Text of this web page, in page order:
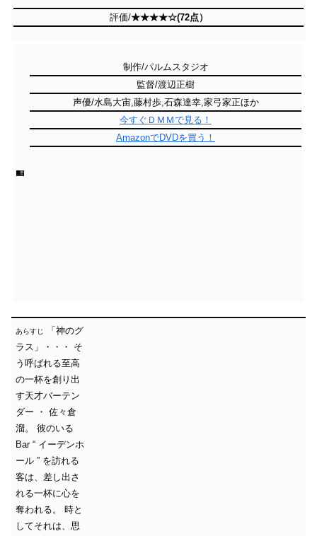
評価/★★★★☆(72点）
制作/パルムスタジオ
監督/渡辺正樹
声優/水島大宙,藤村歩,石森達幸,家弓家正ほか
今すぐＤＭＭで見る！
AmazonでDVDを買う！
あらすじ
「神のグ
ラス」・・・
そ
う呼ばれる至高
の一杯を創り出
す天才バーテン
ダー ・ 佐々倉
溜。
彼のいる
Bar “ イーデンホ
ール ” を訪れる
客は、差し出さ
れる一杯に心を
奪われる。
時と
してそれは、思